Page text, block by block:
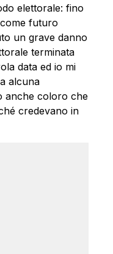
elettorale: fino
futuro
un grave danno
terminata
data ed io mi
alcuna
anche coloro che
credevano in